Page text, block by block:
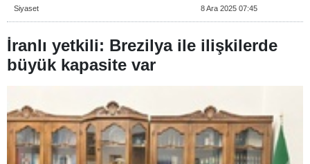
Siyaset 8 Ara 2025 07:45
İranlı yetkili: Brezilya ile ilişkilerde
büyük kapasite var